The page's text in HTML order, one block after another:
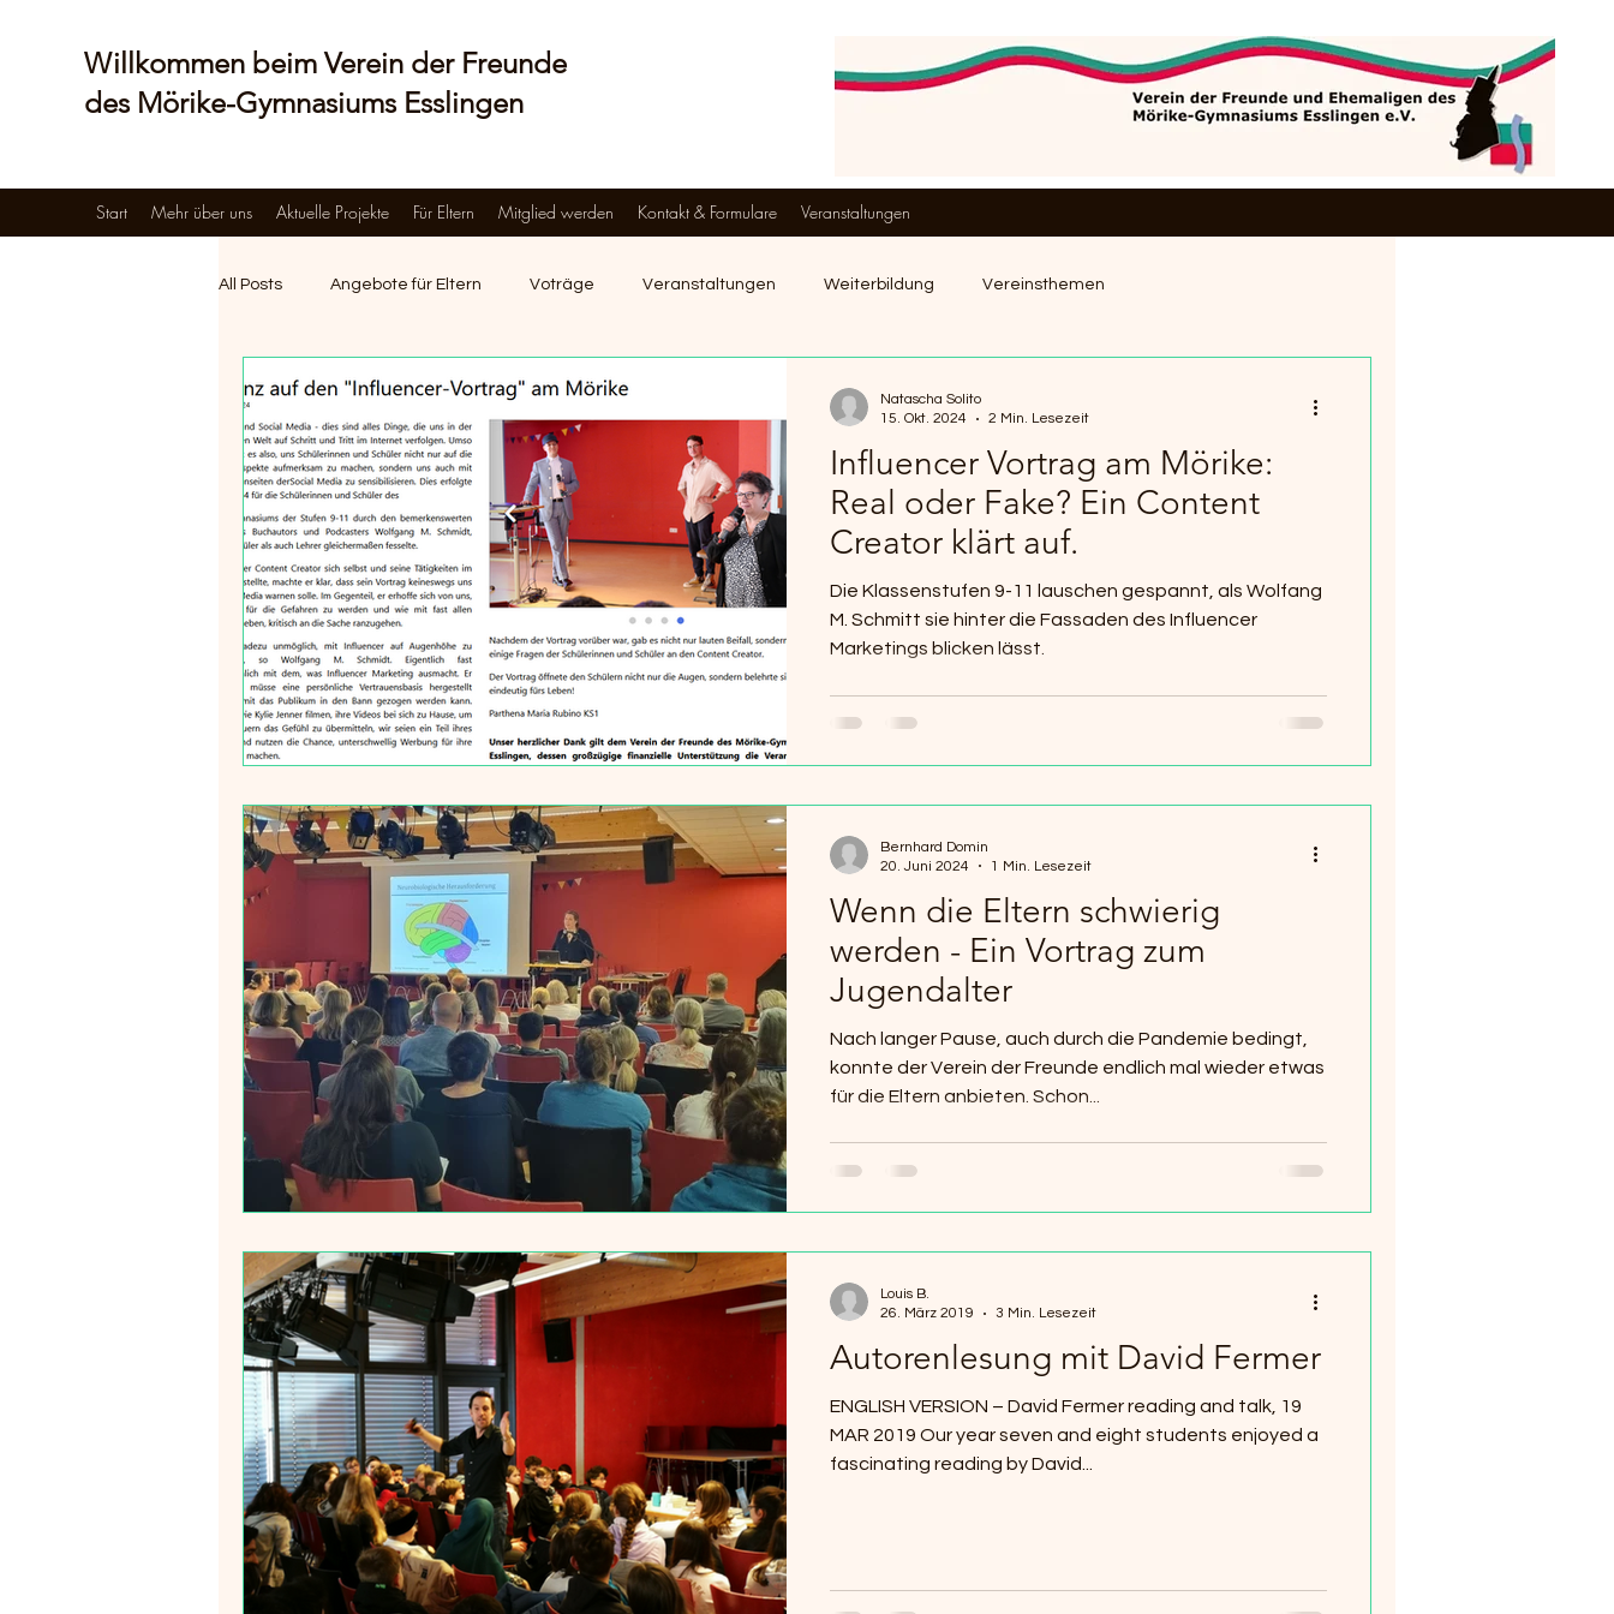
Willkommen beim Verein der Freunde
des Mörike-Gymnasiums Esslingen
Start Mehr über uns Aktuelle Projekte Für Eltern Mitglied werden Kontakt & Formulare Veranstaltungen
All Posts Angebote für Eltern Voträge Veranstaltungen Weiterbildung Vereinsthemen
Angebote für Schüler*innen Sprachen
Influencer Vortrag am Mörike:
Real oder Fake? Ein Content
Creator klärt auf.
Die Klassenstufen 9-11 lauschen gespannt, als Wolfang
M. Schmitt sie hinter die Fassaden des Influencer
Marketings blicken lässt.
Natascha Solito
15. Okt. 2024
2 Min. Lesezeit
Wenn die Eltern schwierig
werden - Ein Vortrag zum
Jugendalter
Nach langer Pause, auch durch die Pandemie bedingt,
konnte der Verein der Freunde endlich mal wieder etwas
für die Eltern anbieten. Schon...
Bernhard Domin
20. Juni 2024
1 Min. Lesezeit
Autorenlesung mit David Fermer
ENGLISH VERSION – David Fermer reading and talk, 19
MAR 2019 Our year seven and eight students enjoyed a
fascinating reading by David...
Louis B.
26. März 2019
3 Min. Lesezeit